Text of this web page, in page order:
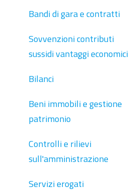
Bandi di gara e contratti
Sovvenzioni contributi
sussidi vantaggi economici
Bilanci
Beni immobili e gestione
patrimonio
Controlli e rilievi
sull'amministrazione
Servizi erogati